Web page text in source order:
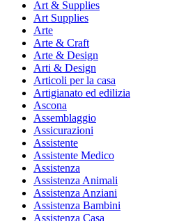
Art & Supplies
Art Supplies
Arte
Arte & Craft
Arte & Design
Arti & Design
Articoli per la casa
Artigianato ed edilizia
Ascona
Assemblaggio
Assicurazioni
Assistente
Assistente Medico
Assistenza
Assistenza Animali
Assistenza Anziani
Assistenza Bambini
Assistenza Casa